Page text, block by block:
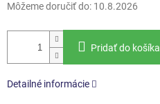
Môžeme doručiť do: 10.8.2026
Pridať do košíka
Detailné informácie